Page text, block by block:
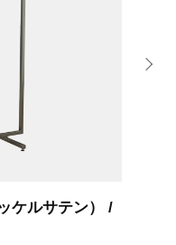
ケルサテン） /